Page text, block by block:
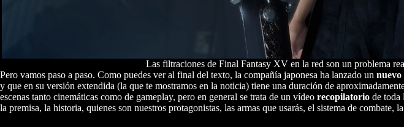
Las filtraciones de Final Fantasy XV en la red son un problema
Pero vamos paso a paso. Como puedes ver al final del texto, la compañía japonesa ha lanzado un
y que en su versión extendida (la que te mostramos en la noticia) tiene una duración de
escenas tanto cinemáticas como de gameplay, pero en general se trata de un vídeo recopilatorio de toda
la premisa, la historia, quienes son nuestros protagonistas, las armas que usarás, el sistema de combate,